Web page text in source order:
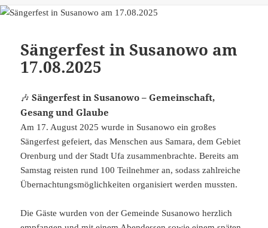
Sängerfest in Susanowo am
17.08.2025
🎶Sängerfest in Susanowo – Gemeinschaft,
Gesang und Glaube
Am 17. August 2025 wurde in Susanowo ein großes
Sängerfest gefeiert, das Menschen aus Samara, dem Gebiet
Orenburg und der Stadt Ufa zusammenbrachte. Bereits am
Samstag reisten rund 100 Teilnehmer an, sodass zahlreiche
Übernachtungsmöglichkeiten organisiert werden mussten.
Die Gäste wurden von der Gemeinde Susanowo herzlich